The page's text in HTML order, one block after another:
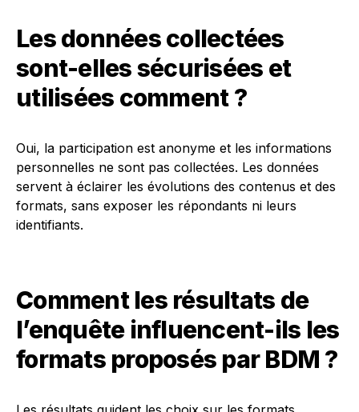
Les données collectées
sont-elles sécurisées et
utilisées comment ?
Oui, la participation est anonyme et les informations
personnelles ne sont pas collectées. Les données
servent à éclairer les évolutions des contenus et des
formats, sans exposer les répondants ni leurs
identifiants.
Comment les résultats de
l’enquête influencent-ils les
formats proposés par BDM ?